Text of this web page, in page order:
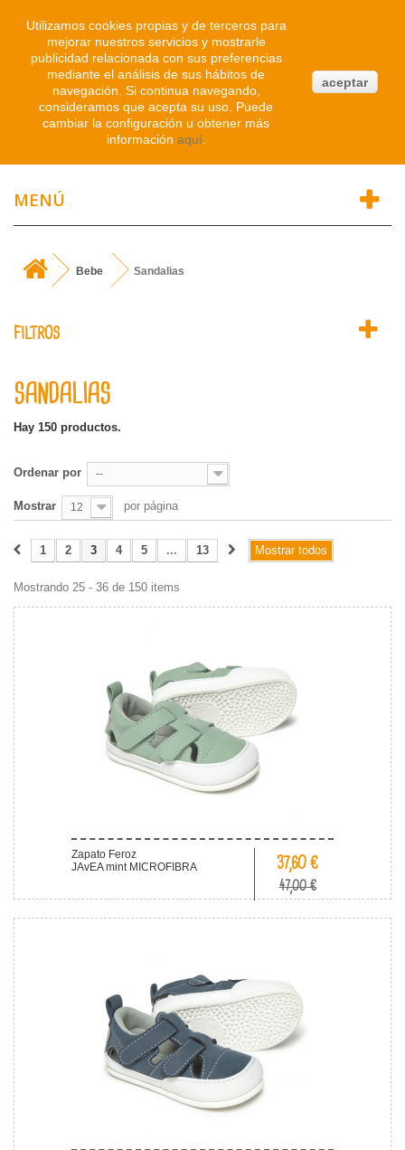
Atendemos WhatsApp
91 214 1542
MENÚ
Bebe Sandalias
FILTROS
SANDALIAS
Hay 150 productos.
Ordenar por --
Mostrar 12 por página
Mostrar todos
1 2 3 4 5 ... 13
Mostrando 25 - 36 de 150 items
Zapato Feroz
JAvEA mint MICROFIBRA
37,60 €
47,00 €
Utilizamos cookies propias y de terceros para
mejorar nuestros servicios y mostrarle
publicidad relacionada con sus preferencias
mediante el análisis de sus hábitos de
navegación. Si continua navegando,
consideramos que acepta su uso. Puede
cambiar la configuración u obtener más
información aquí.
aceptar